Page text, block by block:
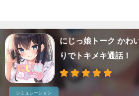
にじっ娘トーク かわ
りでトキメキ通話！
シミュレーション